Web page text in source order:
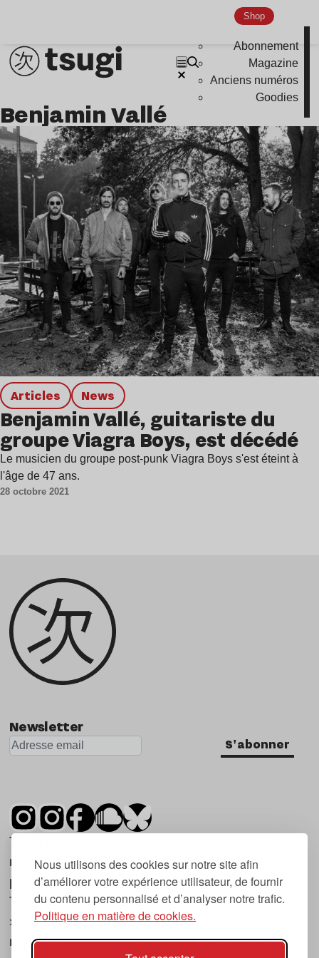
Nous utilisons des cookies sur notre site afin
d’améliorer votre expérience utilisateur, de fournir
du contenu personnalisé et d’analyser notre trafic.
Politique en matière de cookies.
Shop
Abonnement
Magazine
Anciens numéros
Goodies
Benjamin Vallé
Articles news
Benjamin Vallé, guitariste du
groupe Viagra Boys, est décédé
Le musicien du groupe post-punk Viagra Boys s'est éteint à
l'âge de 47 ans.
28 octobre 2021
Newsletter
S'abonner
Tsugi est un mensuel indépendant sur la
musique et les nouvelles tendances, dont la
première parution date de 2007.
Tsugi en japonais signifie « prochain », « suivant
», ce qui correspond à la thématique du
magazine, à l’affût des nouvelles tendances